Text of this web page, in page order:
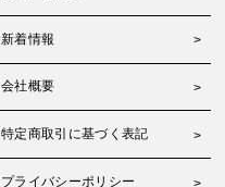
新着情報
会社概要
特定商取引に基づく表記
プライバシーポリシー